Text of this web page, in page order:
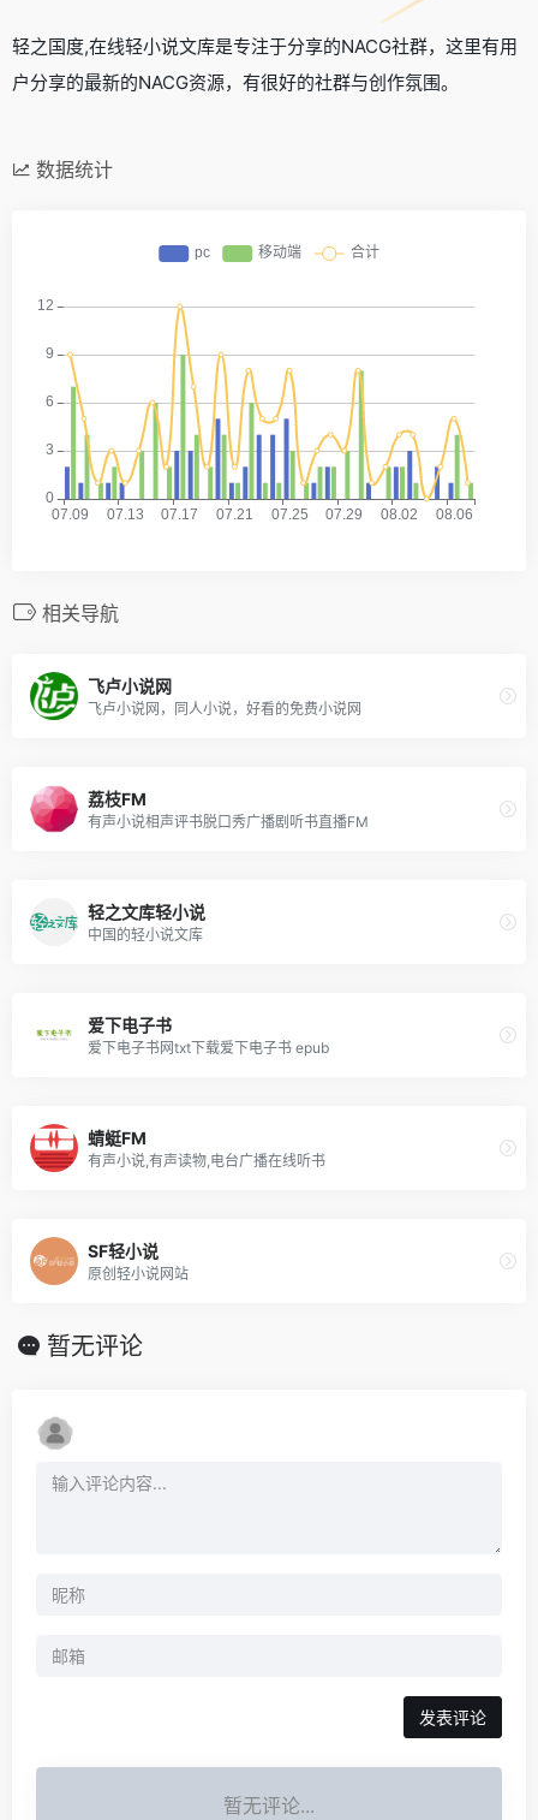
轻之国度,在线轻小说文库是专注于分享的NACG社群，这里有用
户分享的最新的NACG资源，有很好的社群与创作氛围。
数据统计
相关导航
飞卢小说网
飞卢小说网，同人小说，好看的免费小说网
荔枝FM
有声小说相声评书脱口秀广播剧听书直播FM
轻之文库轻小说
中国的轻小说文库
爱下电子书
爱下电子书网txt下载爱下电子书 epub
蜻蜓FM
有声小说,有声读物,电台广播在线听书
SF轻小说
原创轻小说网站
暂无评论
发表评论
暂无评论...